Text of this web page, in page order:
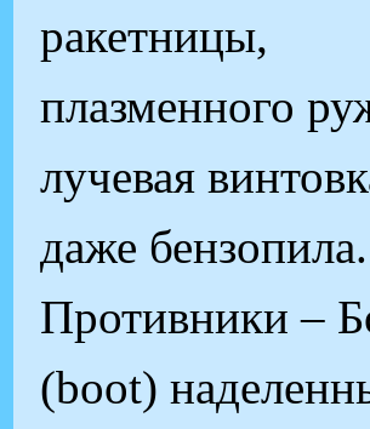
ракетницы,
плазменного
лучевая
даже бензопила.
Противники –
(boot)